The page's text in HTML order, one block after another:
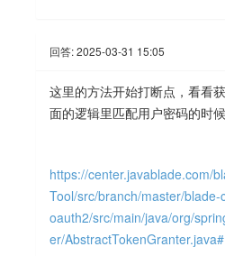
回答:2025-03-31 15:05
这里的方法开始打断点，看看
面的逻辑里匹配用户密码的时
https://center.javablade.com/
Tool/src/branch/master/
oauth2/src/main/java/org/
er/